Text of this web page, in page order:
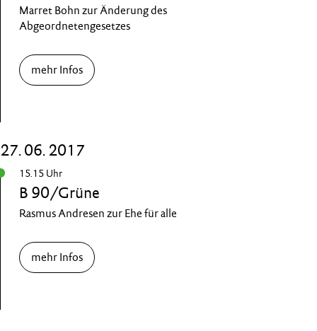
Marret Bohn zur Änderung des
Abgeordnetengesetzes
mehr Infos
27. 06. 2017
15.15 Uhr
B 90/Grüne
Rasmus Andresen zur Ehe für alle
mehr Infos